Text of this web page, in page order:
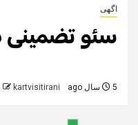
اگهی
سئو تضمینی
5 سال ago kartvisitirani